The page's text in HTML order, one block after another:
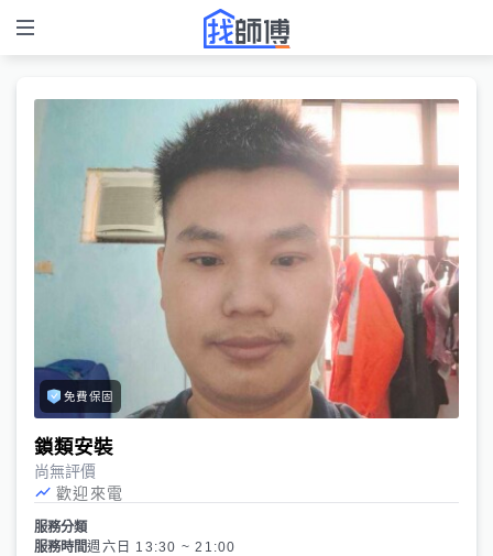
免費保固
鎖類安裝
尚無評價
歡迎來電
服務分類
服務時間週六日 13:30 ~ 21:00